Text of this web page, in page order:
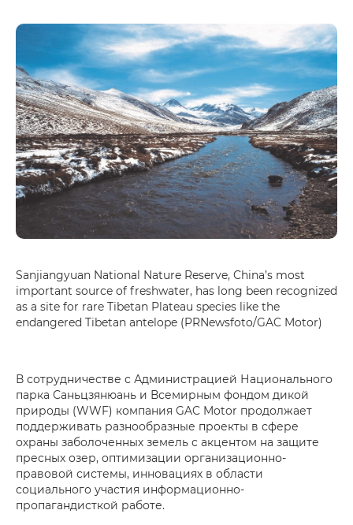
Sanjiangyuan National Nature Reserve, China’s most
important source of freshwater, has long been recognized
as a site for rare Tibetan Plateau species like the
endangered Tibetan antelope (PRNewsfoto/GAC Motor)
В сотрудничестве с Администрацией Национального
парка Саньцзянюань и Всемирным фондом дикой
природы (WWF) компания GAC Motor продолжает
поддерживать разнообразные проекты в сфере
охраны заболоченных земель с акцентом на защите
пресных озер, оптимизации организационно-
правовой системы, инновациях в области
социального участия информационно-
пропагандисткой работе.